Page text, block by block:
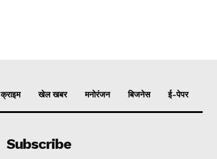
क्राइम खेल खबर मनोरंजन बिजनेस ई-पेपर
Subscribe